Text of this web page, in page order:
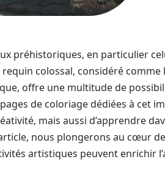
préhistoriques, en particulier
colossal, considéré comme
offre une multitude de
pages de coloriage dédiées à cet
mais aussi d’apprendre
nous plongerons au cœur de
artistiques peuvent enrichir